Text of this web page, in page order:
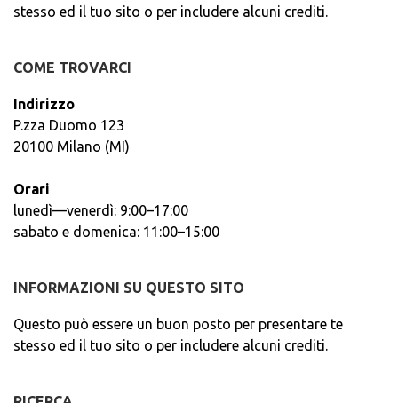
stesso ed il tuo sito o per includere alcuni crediti.
COME TROVARCI
Indirizzo
P.zza Duomo 123
20100 Milano (MI)
Orari
lunedì—venerdì: 9:00–17:00
sabato e domenica: 11:00–15:00
INFORMAZIONI SU QUESTO SITO
Questo può essere un buon posto per presentare te
stesso ed il tuo sito o per includere alcuni crediti.